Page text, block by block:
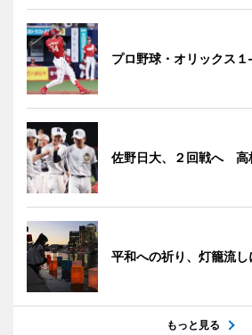
プロ野球・オリックス
佐野日大、２回戦へ 高
平和への祈り、灯籠流し
もっと見る